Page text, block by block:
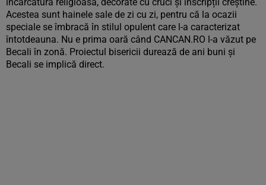
Acestea sunt hainele sale de zi cu zi, pentru că la ocazii
speciale se îmbracă în stilul opulent care l-a caracterizat
întotdeauna. Nu e prima oară când CANCAN.RO l-a văzut pe
Becali în zonă. Proiectul bisericii durează de ani buni și
Becali se implică direct.